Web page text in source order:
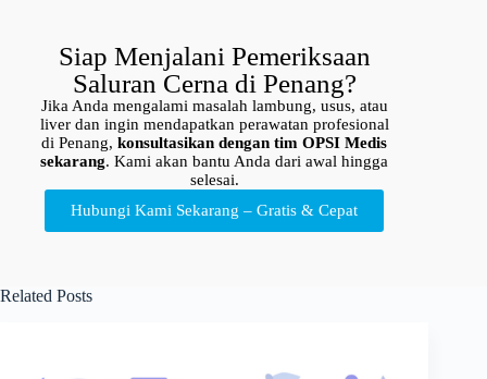
Siap Menjalani Pemeriksaan
Saluran Cerna di Penang?
Jika Anda mengalami masalah lambung, usus, atau
liver dan ingin mendapatkan perawatan profesional
di Penang,konsultasikan dengan tim OPSI Medis
sekarang. Kami akan bantu Anda dari awal hingga
selesai.
Hubungi Kami Sekarang – Gratis & Cepat
Related Posts